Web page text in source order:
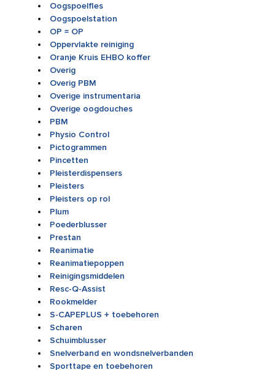
Oogspoelfles
Oogspoelstation
OP = OP
Oppervlakte reiniging
Oranje Kruis EHBO koffer
Overig
Overig PBM
Overige instrumentaria
Overige oogdouches
PBM
Physio Control
Pictogrammen
Pincetten
Pleisterdispensers
Pleisters
Pleisters op rol
Plum
Poederblusser
Prestan
Reanimatie
Reanimatiepoppen
Reinigingsmiddelen
Resc-Q-Assist
Rookmelder
S-CAPEPLUS + toebehoren
Scharen
Schuimblusser
Snelverband en wondsnelverbanden
Sporttape en toebehoren